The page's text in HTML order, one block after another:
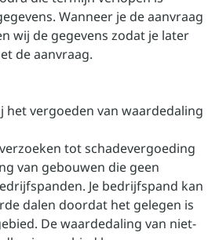
Wanneer je de aanvraag
wij de gegevens zodat je later
de aanvraag.
het vergoeden van waardedaling
tot schadevergoeding
van gebouwen die geen
Je bedrijfspand kan
dalen doordat het gelegen is
De waardedaling van niet-